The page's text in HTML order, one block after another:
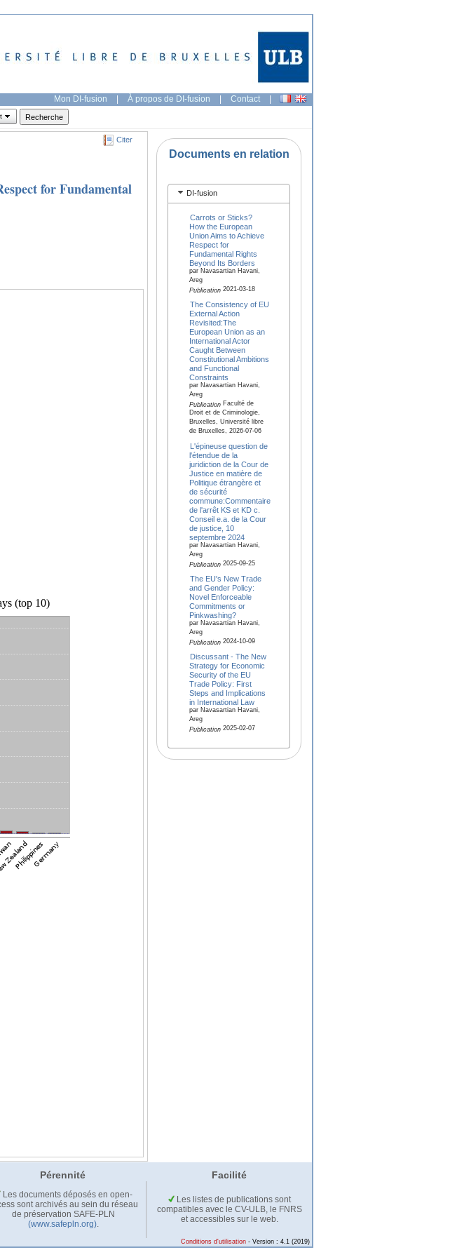
Mon DI-fusion | À propos de DI-fusion | Contact |
Citer
for Fundamental
Documents en relation
DI-fusion
Carrots or Sticks?
How the European
Union Aims to Achieve
Respect for
Fundamental Rights
Beyond Its Borders
par Navasartian Havani,
Areg
Publication2021-03-18
The Consistency of EU
External Action
Revisited:The
European Union as an
International Actor
Caught Between
Constitutional Ambitions
and Functional
Constraints
par Navasartian Havani,
Areg
PublicationFaculté de
Droit et de Criminologie,
Bruxelles, Université libre
de Bruxelles, 2026-07-06
L'épineuse question de
l'étendue de la
juridiction de la Cour de
Justice en matière de
Politique étrangère et
de sécurité
commune:Commentaire
de l'arrêt KS et KD c.
Conseil e.a. de la Cour
de justice, 10
septembre 2024
par Navasartian Havani,
Areg
Publication2025-09-25
The EU's New Trade
and Gender Policy:
Novel Enforceable
Commitments or
Pinkwashing?
par Navasartian Havani,
Areg
Publication2024-10-09
Discussant - The New
Strategy for Economic
Security of the EU
Trade Policy: First
Steps and Implications
in International Law
par Navasartian Havani,
Areg
Publication2025-02-07
Pérennité Facilité
Les documents déposés en open-
sont archivés au sein du réseau
de préservation SAFE-PLN
(www.safepln.org).
Les listes de publications sont
compatibles avec le CV-ULB, le FNRS
et accessibles sur le web.
Conditions d'utilisation - Version : 4.1 (2019)